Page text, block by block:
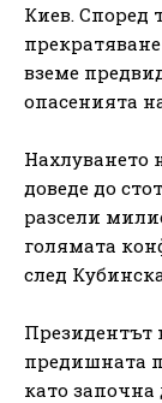
Киев. Според
вземе
опасенията
Нахлуването
доведе до
разсели
голямата
след
предишната
като